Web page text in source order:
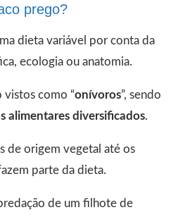
prego?
dieta variável por conta da
ecologia ou anatomia.
vistos como “onívoros”, sendo
alimentares diversificados.
de origem vegetal até os
parte da dieta.
de um filhote de